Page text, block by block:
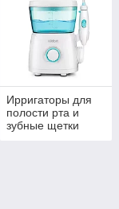
Ирригаторы для
полости рта и
зубные щетки